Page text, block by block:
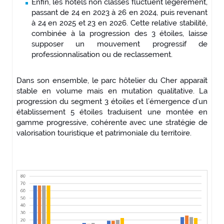
Enfin, les hôtels non classés fluctuent légèrement,
passant de 24 en 2023 à 26 en 2024, puis revenant
à 24 en 2025 et 23 en 2026. Cette relative stabilité,
combinée à la progression des 3 étoiles, laisse
supposer un mouvement progressif de
professionnalisation ou de reclassement.
Dans son ensemble, le parc hôtelier du Cher apparaît
stable en volume mais en mutation qualitative. La
progression du segment 3 étoiles et l’émergence d’un
établissement 5 étoiles traduisent une montée en
gamme progressive, cohérente avec une stratégie de
valorisation touristique et patrimoniale du territoire.